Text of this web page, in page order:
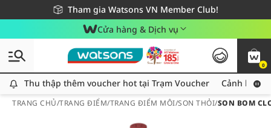
Tham gia Watsons VN Member Club!
Miễn phí giao hàng cho đơn hàng từ 249,000Đ
Giao hàng nhanh 24h - Áp dụng khu vực TP. Hồ Chí Minh
Cửa hàng & Dịch vụ
0
Thu thập thêm voucher hot tại Trạm Voucher
Thu thập thêm voucher hot tại Trạm Voucher Cảnh báo
TRANG CHỦ/TRANG ĐIỂM/TRANG ĐIỂM MÔI/SON THỎI/SON BOM